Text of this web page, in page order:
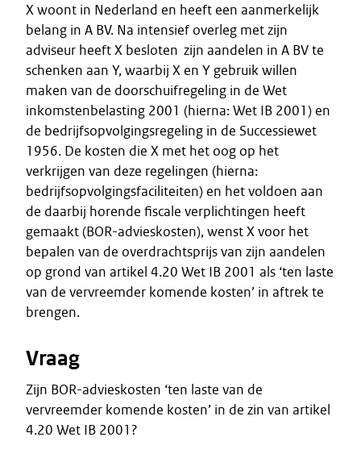
X woont in Nederland en heeft een aanmerkelijk
belang in A BV. Na intensief overleg met zijn
adviseur heeft X besloten zijn aandelen in A BV te
schenken aan Y, waarbij X en Y gebruik willen
maken van de doorschuifregeling in de Wet
inkomstenbelasting 2001 (hierna: Wet IB 2001) en
de bedrijfsopvolgingsregeling in de Successiewet
1956. De kosten die X met het oog op het
verkrijgen van deze regelingen (hierna:
bedrijfsopvolgingsfaciliteiten) en het voldoen aan
de daarbij horende fiscale verplichtingen heeft
gemaakt (BOR-advieskosten), wenst X voor het
bepalen van de overdrachtsprijs van zijn aandelen
op grond van artikel 4.20 Wet IB 2001 als ‘ten laste
van de vervreemder komende kosten’ in aftrek te
brengen.
Vraag
Zijn BOR-advieskosten ‘ten laste van de
vervreemder komende kosten’ in de zin van artikel
4.20 Wet IB 2001?